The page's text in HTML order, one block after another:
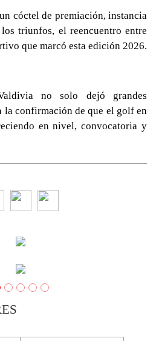
cóctel de premiación, instancia
triunfos, el reencuentro entre
que marcó esta edición 2026.
no solo dejó grandes
la confirmación de que el golf en
en nivel, convocatoria y